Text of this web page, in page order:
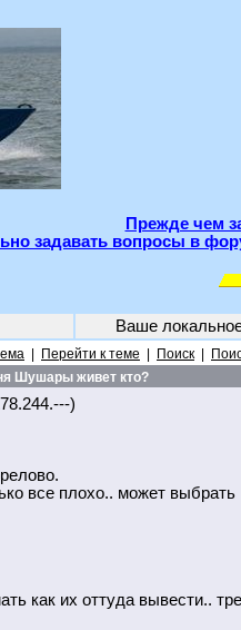
Прежде чем
задавать вопросы в
Ваше
Перейти к теме Поиск
Шушары живет кто?
)
все плохо.. может
как их оттуда вывести..